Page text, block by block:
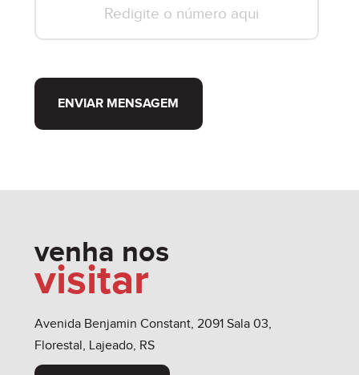
ENVIAR MENSAGEM
venha nos
visitar
Avenida Benjamin Constant, 2091 Sala 03,
Florestal, Lajeado, RS